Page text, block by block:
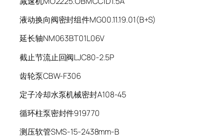
液动换向阀密封组件MG00.11.19.01(B+S)
延长轴NM063BT01L06V
截止节流止回阀LJC80-2.5P
齿轮泵CBW-F306
定子冷却水泵机械密封A108-45
循环柱泵密封件919770
测压软管SMS-15-2438mm-B